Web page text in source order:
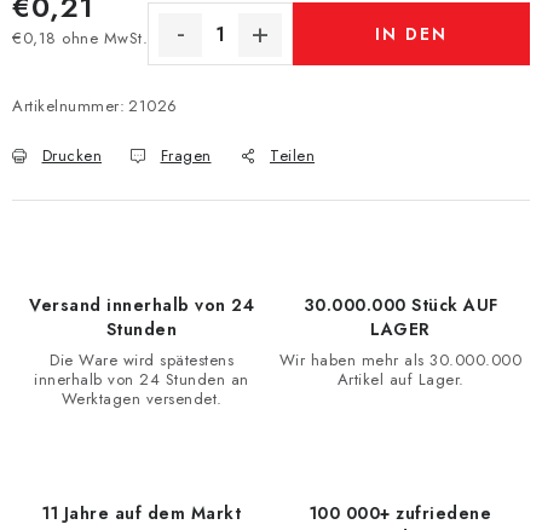
€0,18 ohne MwSt. IN DEN
Artikelnummer: 21026
Drucken Fragen Teilen
Versand innerhalb von 24
Stunden
Die Ware wird spätestens
innerhalb von 24 Stunden an
Werktagen versendet.
30.000.000 Stück AUF
LAGER
Wir haben mehr als 30.000.000
Artikel auf Lager.
11 Jahre auf dem Markt
100 000+ zufriedene